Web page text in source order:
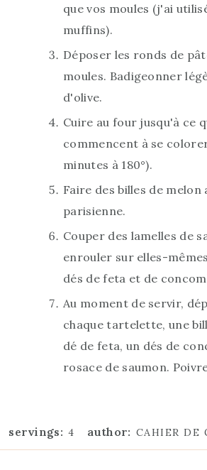
que vos moules (j'ai
muffins).
Déposer les ronds de
moules. Badigeonner
d'olive.
Cuire au four jusqu'à ce
commencent à se
minutes à 180°).
Faire des billes de melon
parisienne.
Couper des lamelles de
enrouler sur elles-
dés de feta et de
Au moment de servir,
chaque tartelette, une
dé de feta, un dés de
rosace de saumon.
servings: 4 author: CAHIER DE